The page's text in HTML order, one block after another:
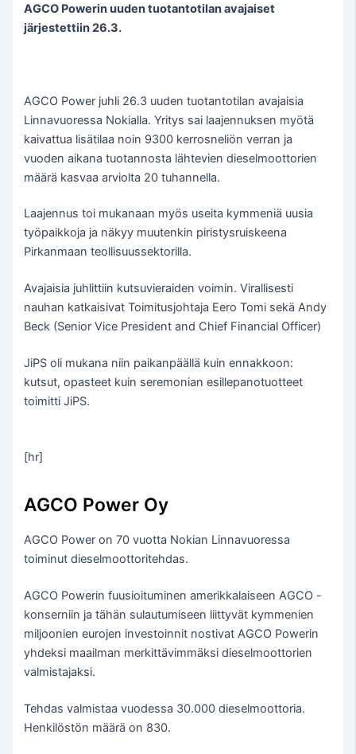
AGCO Powerin uuden tuotantotilan avajaiset
järjestettiin 26.3.
AGCO Power juhli 26.3 uuden tuotantotilan avajaisia
Linnavuoressa Nokialla. Yritys sai laajennuksen myötä
kaivattua lisätilaa noin 9300 kerrosneliön verran ja
vuoden aikana tuotannosta lähtevien dieselmoottorien
määrä kasvaa arviolta 20 tuhannella.
Laajennus toi mukanaan myös useita kymmeniä uusia
työpaikkoja ja näkyy muutenkin piristysruiskeena
Pirkanmaan teollisuussektorilla.
Avajaisia juhlittiin kutsuvieraiden voimin. Virallisesti
nauhan katkaisivat Toimitusjohtaja Eero Tomi sekä Andy
Beck (Senior Vice President and Chief Financial Officer)
JiPS oli mukana niin paikanpäällä kuin ennakkoon:
kutsut, opasteet kuin seremonian esillepanotuotteet
toimitti JiPS.
[hr]
AGCO Power Oy
AGCO Power on 70 vuotta Nokian Linnavuoressa
toiminut dieselmoottoritehdas.
AGCO Powerin fuusioituminen amerikkalaiseen AGCO -
konserniin ja tähän sulautumiseen liittyvät kymmenien
miljoonien eurojen investoinnit nostivat AGCO Powerin
yhdeksi maailman merkittävimmäksi dieselmoottorien
valmistajaksi.
Tehdas valmistaa vuodessa 30.000 dieselmoottoria.
Henkilöstön määrä on 830.